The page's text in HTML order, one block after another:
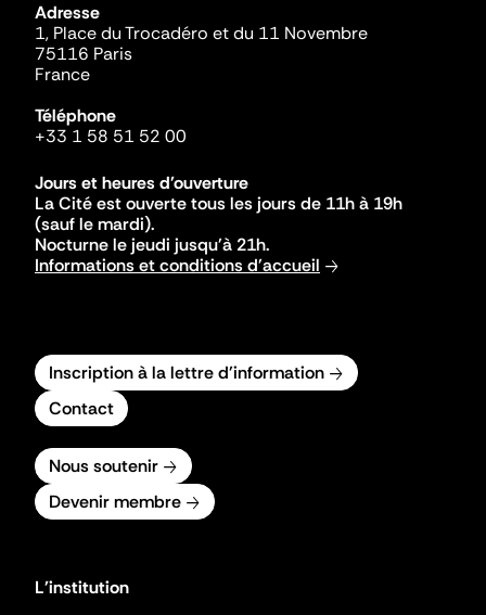
Adresse
1, Place du Trocadéro et du 11 Novembre
75116 Paris
France
Téléphone
+33 1 58 51 52 00
Jours et heures d'ouverture
La Cité est ouverte tous les jours de 11h à 19h
(sauf le mardi).
Nocturne le jeudi jusqu'à 21h.
Informations et conditions d'accueil
Inscription à la lettre d'information
Contact
Nous soutenir
Devenir membre
L'institution